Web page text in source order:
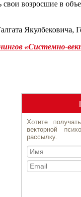
свои возросшие
«Системно-